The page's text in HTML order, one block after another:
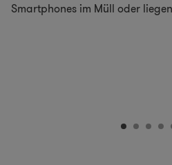
Smartphones im Müll oder